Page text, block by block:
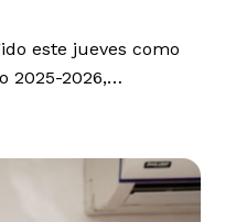
este jueves como
2025-2026,…